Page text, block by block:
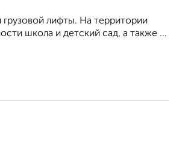
лифты. На территории
школа и детский сад, а также ...